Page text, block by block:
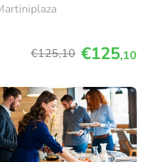
€125,10 €125,10